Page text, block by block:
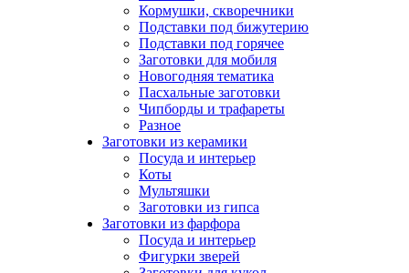
Кормушки, скворечники
Подставки под бижутерию
Подставки под горячее
Заготовки для мобиля
Новогодняя тематика
Пасхальные заготовки
Чипборды и трафареты
Разное
Заготовки из керамики
Посуда и интерьер
Коты
Мультяшки
Заготовки из гипса
Заготовки из фарфора
Посуда и интерьер
Фигурки зверей